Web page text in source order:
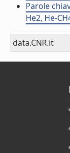
Parole
He2, He-
data.CNR.it